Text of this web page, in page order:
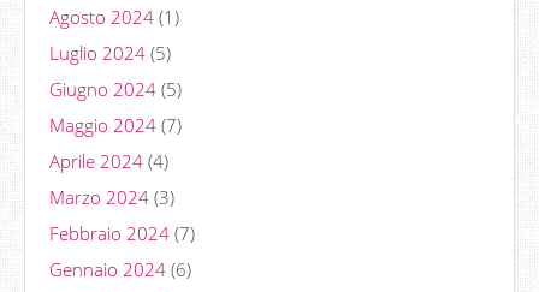
Agosto 2024 (1)
Luglio 2024 (5)
Giugno 2024 (5)
Maggio 2024 (7)
Aprile 2024 (4)
Marzo 2024 (3)
Febbraio 2024 (7)
Gennaio 2024 (6)